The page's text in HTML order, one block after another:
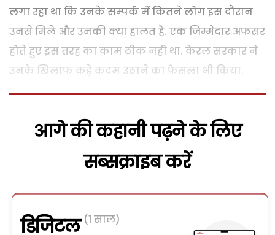
लगा रहा था कि उनके सम्पर्क में कितने लोग इस दौरान
उनसे मिले और उनकी क्या हालत है. एक जिम्मेदार अफसर
होते हुए इस तरह का काम ठीक नही था. केरल सरकार ने
उनके खिलाफ कड़े कदम उठाने का फैसला भी किया.
आगे की कहानी पढ़ने के लिए
सब्सक्राइब करें
डिजिटल (1 साल)